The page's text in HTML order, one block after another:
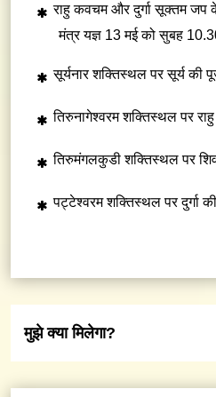
राहु कवचम और दुर्गा सूक्तम जप के
मंत्र यज्ञ 13 मई को सुबह
सूर्यनार शक्तिस्थल पर सूर्य की
तिरुनागेश्वरम शक्तिस्थल पर
तिरुमंगलकुडी शक्तिस्थल पर
पट्टेश्वरम शक्तिस्थल पर दुर्गा
मुझे क्या मिलेगा?